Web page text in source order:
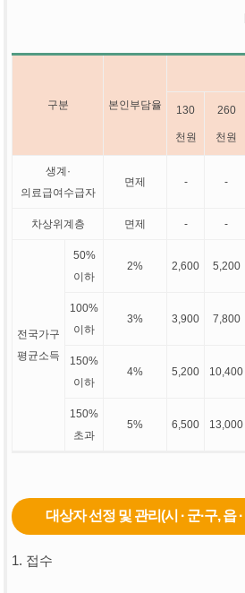
구분 본인부담율 130
천원
260
천원
생계·
의료급여수급자
면제 - -
차상위계층 면제 - -
전국가구
평균소득
50%
이하
2% 2,600 5,200
100%
이하
3% 3,900 7,800
150%
이하
4% 5,200 10,400
150%
초과
5% 6,500 13,000
대상자 선정 및 관리(시 · 군·구, 읍 ·
1. 접수